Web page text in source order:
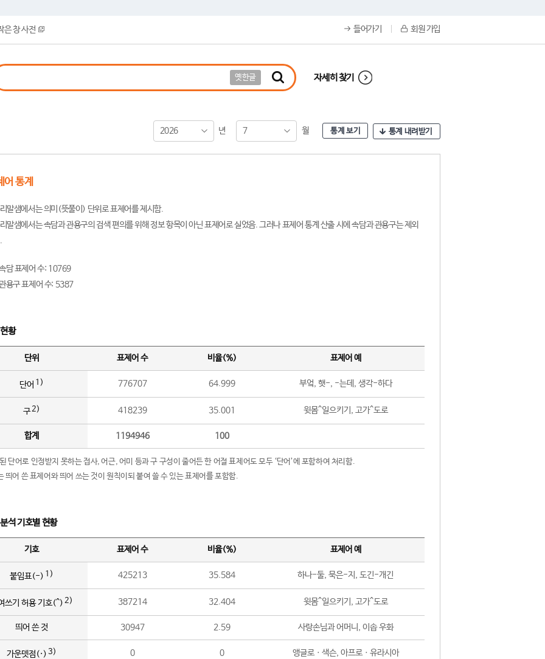
은 창 사전 들어가기 회원 가입
옛한글 자세히 찾기
2026 년 7 월 통계 보기 통계 내려받기
어 통계
말샘에서는 의미(뜻풀이) 단위로 표제어를 제시함.
말샘에서는 속담과 관용구의 검색 편의를 위해 정보 항목이 아닌 표제어로 실었음. 그러나 표제어 통계 산출 시에 속담과 관용구는 제외
담 표제어 수: 10769
용구 표제어 수: 5387
황
단위 표제어 수 비율(%) 표제어 예
단어 1) 776707 64.999 부엌, 햇-, -는데, 생각-하다
구2) 418239 35.001 윗몸^일으키기, 고가^도로
합계 1194946 100
단어로 인정받지 못하는 접사, 어근, 어미 등과 구 구성이 줄어든 한 어절 표제어도 모두 ‘단어’에 포함하여 처리함.
띄어 쓴 표제어와 띄어 쓰는 것이 원칙이되 붙여 쓸 수 있는 표제어를 포함함.
석 기호별 현황
기호 표제어 수 비율(%) 표제어 예
붙임표(-) 1) 425213 35.584 하나-둘, 묵은-지, 도긴-개긴
쓰기 허용 기호(^) 2) 387214 32.404 윗몸^일으키기, 고가^도로
띄어 쓴 것 30947 2.59 사랑손님과 어머니, 이솝 우화
가운뎃점(·) 3) 0 0 앵글로ㆍ색슨, 아프로ㆍ유라시아